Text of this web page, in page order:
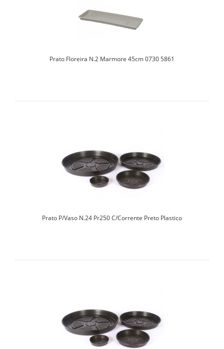
Prato Floreira N.2 Marmore 45cm 0730 5861
Prato P/Vaso N.24 Pr250 C/Corrente Preto Plastico